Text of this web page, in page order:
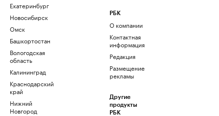
Екатеринбург
Новосибирск
Омск
Башкортостан
Вологодская
область
Калининград
Краснодарский
край
Нижний
Новгород
РБК
О компании
Контактная
информация
Редакция
Размещение
рекламы
Другие
продукты
РБК